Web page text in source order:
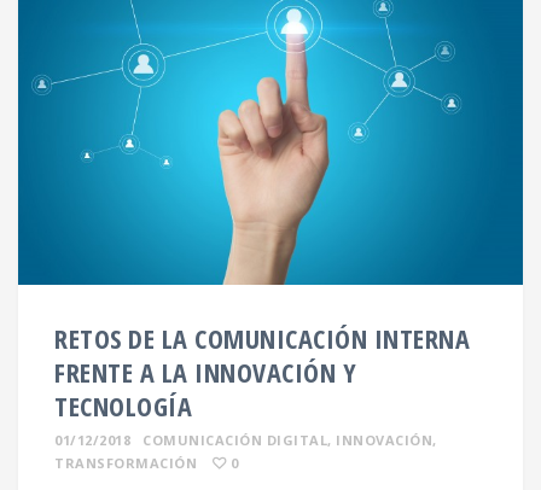
RETOS DE LA COMUNICACIÓN INTERNA
FRENTE A LA INNOVACIÓN Y
TECNOLOGÍA
01/12/2018 COMUNICACIÓN DIGITAL , INNOVACIÓN,
TRANSFORMACIÓN
0